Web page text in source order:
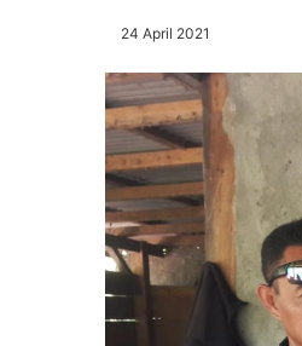
24 April 2021